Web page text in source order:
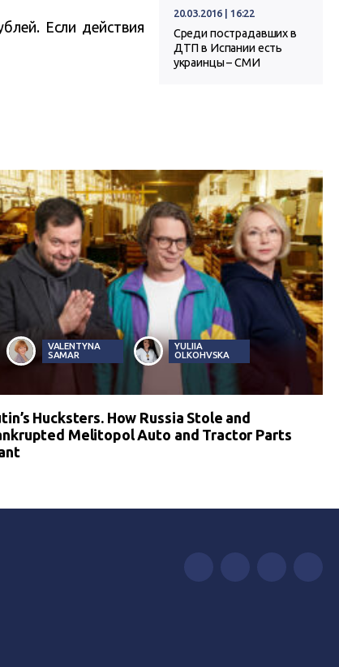
Если действия
20.03.2016 | 16:22
Среди пострадавших в
ДТП в Испании есть
украинцы – СМИ
VALENTYNA
SAMAR
YULIIA
OLKOHVSKA
Hucksters. How Russia Stole and
Melitopol Auto and Tractor Parts